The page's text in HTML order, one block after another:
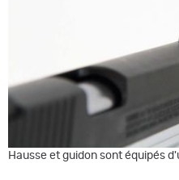
Hausse et guidon sont équipés